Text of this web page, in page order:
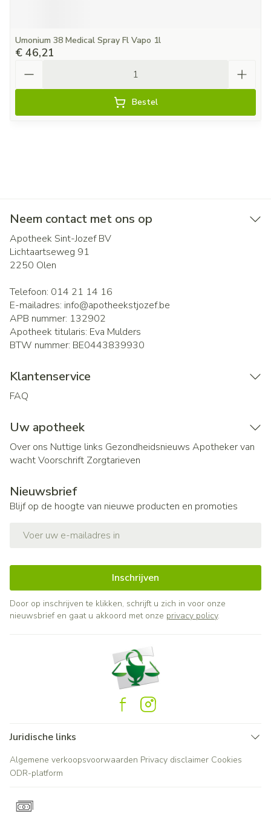
Umonium 38 Medical Spray Fl Vapo 1l
€ 46,21
Bestel
Neem contact met ons op
Apotheek Sint-Jozef BV
Lichtaartseweg 91
2250 Olen
Telefoon: 014 21 14 16
E-mailadres: info@apotheekstjozef.be
APB nummer: 132902
Apotheek titularis: Eva Mulders
BTW nummer: BE0443839930
Klantenservice
FAQ
Uw apotheek
Over ons Nuttige links Gezondheidsnieuws Apotheker van
wachtVoorschrift Zorgtarieven
Nieuwsbrief
Blijf op de hoogte van nieuwe producten en promoties
Inschrijven
Door op inschrijven te klikken, schrijft u zich in voor onze
nieuwsbrief en gaat u akkoord met onze privacy policy.
Juridische links
Algemene verkoopsvoorwaarden Privacy disclaimer Cookies
ODR-platform